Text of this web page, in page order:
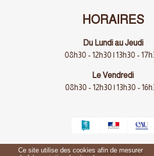
HORAIRES
Du Lundi au Jeudi
08h30 - 12h30 | 13h30 -
Le Vendredi
08h30 - 12h30 | 13h30 -
Mentions Légales
Ce site utilise des cookies afin de mesurer